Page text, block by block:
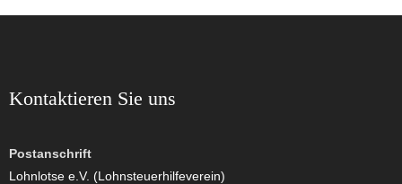
Kontaktieren Sie uns
Postanschrift
Lohnlotse e.V. (Lohnsteuerhilfeverein)